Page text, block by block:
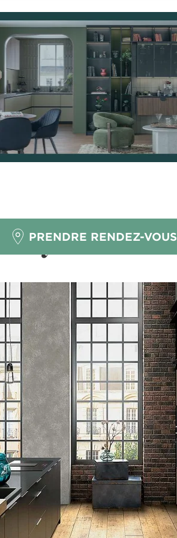
PRENDRE RENDEZ-VOUS